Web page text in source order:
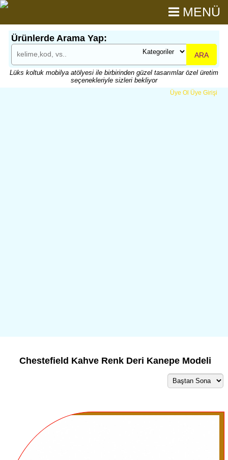
MENÜ
Ürünlerde Arama Yap:
ARA
Lüks koltuk mobilya atölyesi ile birbirinden güzel tasarımlar özel üretim
seçenekleriyle sizleri bekliyor
Üye Ol Üye Girişi
Chestefield Kahve Renk Deri Kanepe Modeli